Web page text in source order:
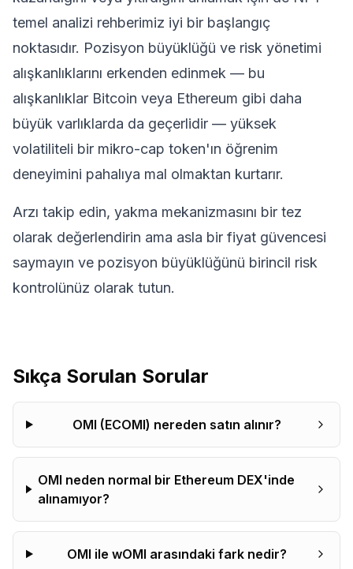
temel analizi rehberimiz iyi bir başlangıç
noktasıdır. Pozisyon büyüklüğü ve risk yönetimi
alışkanlıklarını erkenden edinmek — bu
alışkanlıklar Bitcoin veya Ethereum gibi daha
büyük varlıklarda da geçerlidir — yüksek
volatiliteli bir mikro-cap token'ın öğrenim
deneyimini pahalıya mal olmaktan kurtarır.
Arzı takip edin, yakma mekanizmasını bir tez
olarak değerlendirin ama asla bir fiyat güvencesi
saymayın ve pozisyon büyüklüğünü birincil risk
kontrolünüz olarak tutun.
Sıkça Sorulan Sorular
OMI (ECOMI) nereden satın alınır?
OMI neden normal bir Ethereum DEX'inde
alınamıyor?
OMI ile wOMI arasındaki fark nedir?